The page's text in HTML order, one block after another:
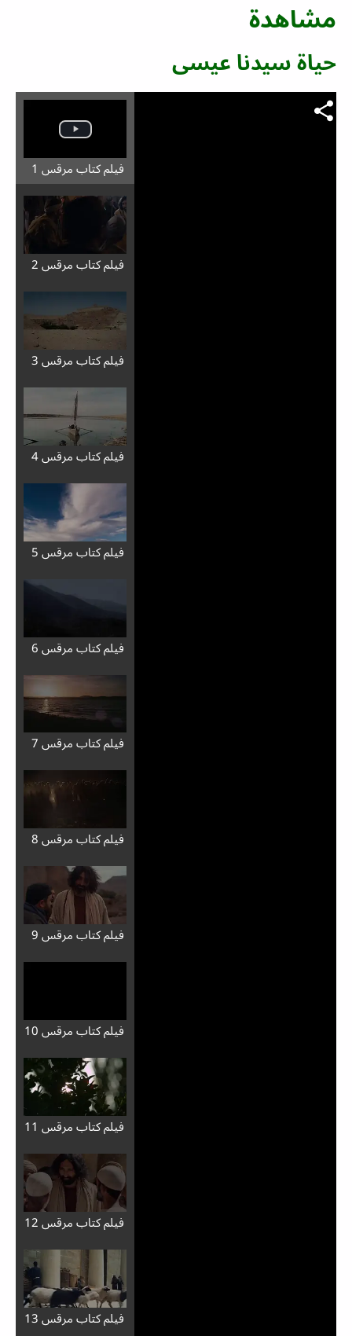
مشاهدة
حياة سيدنا عيسى
فيلم كتاب مرقس 1
فيلم كتاب مرقس 2
فيلم كتاب مرقس 3
فيلم كتاب مرقس 4
فيلم كتاب مرقس 5
فيلم كتاب مرقس 6
فيلم كتاب مرقس 7
فيلم كتاب مرقس 8
فيلم كتاب مرقس 9
فيلم كتاب مرقس 10
فيلم كتاب مرقس 11
فيلم كتاب مرقس 12
فيلم كتاب مرقس 13